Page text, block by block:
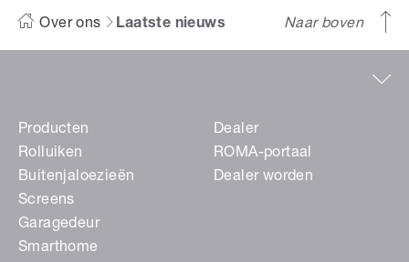
Over ons Laatste nieuws Naar boven
Producten
Rolluiken
Buitenjaloezieën
Screens
Garagedeur
Smarthome
Dealer
ROMA-portaal
Dealer worden